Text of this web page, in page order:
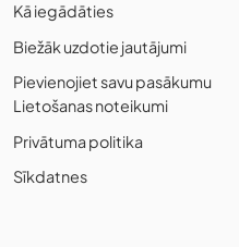
Kā iegādāties
Biežāk uzdotie jautājumi
Pievienojiet savu pasākumu
Lietošanas noteikumi
Privātuma politika
Sīkdatnes